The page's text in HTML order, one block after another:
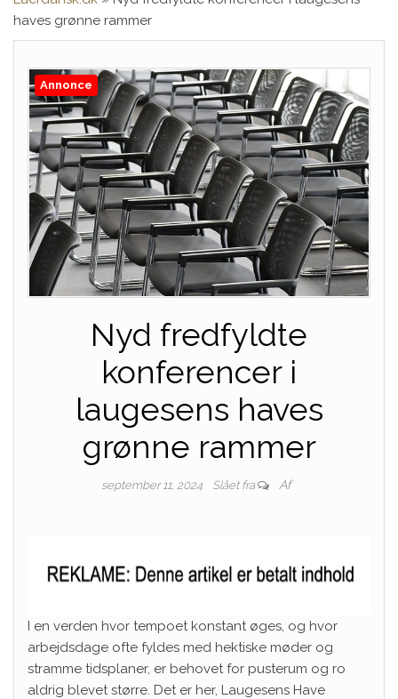
haves grønne rammer
Annonce
Nyd fredfyldte
konferencer i
laugesens haves
grønne rammer
september 11, 2024 Slået fra Af
I en verden hvor tempoet konstant øges, og hvor
arbejdsdage ofte fyldes med hektiske møder og
stramme tidsplaner, er behovet for pusterum og ro
aldrig blevet større. Det er her, Laugesens Have